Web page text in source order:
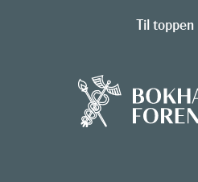
Til toppen